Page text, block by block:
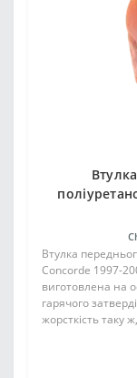
Втулка
Concorde 1997-
виготовлена на
гарячого
жорсткість таку